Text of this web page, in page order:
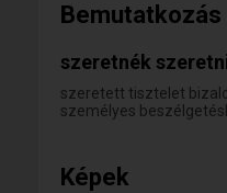
Bemutatkozás
szeretnék
szeretett tisztelet
személyes
Képek